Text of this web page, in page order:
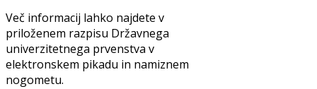
Več informacij lahko najdete v
priloženem razpisu Državnega
univerzitetnega prvenstva v
elektronskem pikadu in namiznem
nogometu.